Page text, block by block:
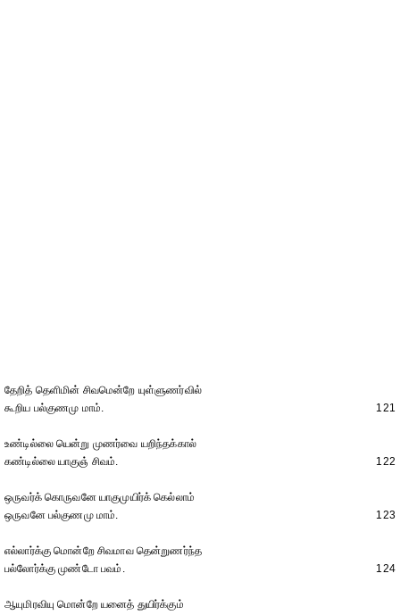
தேறித் தெளிமின் சிவமென்றே யுள்ளுணர்வில்
கூறிய பல்குணமு மாம்.
121
உண்டில்லை யென்று முணர்வை யறிந்தக்கால்
கண்டில்லை யாகுஞ் சிவம்.
122
ஒருவர்க் கொருவனே யாகுமுயிர்க் கெல்லாம்
ஒருவனே பல்குணமு மாம்.
123
எல்லார்க்கு மொன்றே சிவமாவ தென்றுணர்ந்த
பல்லோர்க்கு முண்டோ பவம்.
124
ஆயுமிரவியு மொன்றே யனைத் துயிர்க்கும்